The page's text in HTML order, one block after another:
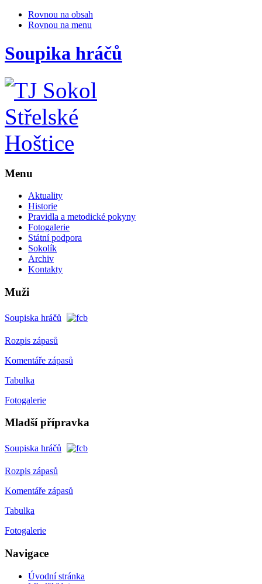
Rovnou na obsah
Rovnou na menu
Soupika hráčů
Menu
Aktuality
Historie
Pravidla a metodické pokyny
Fotogalerie
Státní podpora
Sokolík
Archiv
Kontakty
Muži
Soupiska hráčů
Rozpis zápasů
Komentáře zápasů
Tabulka
Fotogalerie
Mladší přípravka
Soupiska hráčů
Rozpis zápasů
Komentáře zápasů
Tabulka
Fotogalerie
Navigace
Úvodní stránka